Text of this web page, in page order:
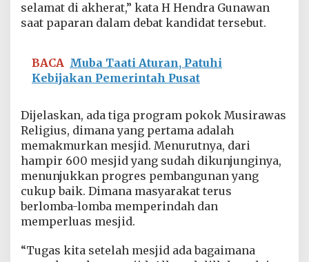
selamat di akherat,” kata H Hendra Gunawan
saat paparan dalam debat kandidat tersebut.
BACA Muba Taati Aturan, Patuhi
Kebijakan Pemerintah Pusat
Dijelaskan, ada tiga program pokok Musirawas
Religius, dimana yang pertama adalah
memakmurkan mesjid. Menurutnya, dari
hampir 600 mesjid yang sudah dikunjunginya,
menunjukkan progres pembangunan yang
cukup baik. Dimana masyarakat terus
berlomba-lomba memperindah dan
memperluas mesjid.
“Tugas kita setelah mesjid ada bagaimana